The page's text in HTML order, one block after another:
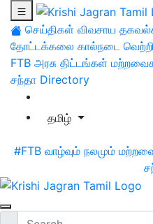
செய்திகள் விவசாய
தோட்டக்கலை கால்நடை
FTB அரசு திட்டங்கள்
சந்தா Directory
தமிழ்
#FTB வாழ்வும் நலமும்